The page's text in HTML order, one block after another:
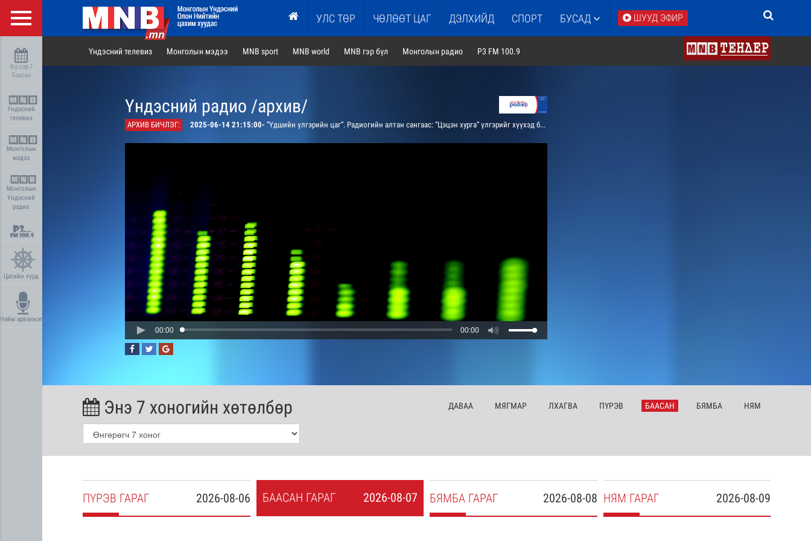
УЛС ТӨР ЧӨЛӨӨТ ЦАГ ДЭЛХИЙД СПОРТ БУСАД ШУУД ЭФИР
8-р сар 7
Баасан
Үндэсний
телевиз
Монголын
мэдээ
Монголын
Үндэсний
радио
Цагийн хүрд
Найм арваннэг
Үндэсний телевиз Монголын мэдээ MNB sport MNB world MNB гэр бүл Монголын радио P3 FM 100.9
Үндэсний радио /архив/
АРХИВ БИЧЛЭГ: 2025-06-14 21:15:00- “Үдшийн үлгэрийн цаг”. Радиогийн алтан сангаас: “Цэцэн хурга” үлгэрийг хүүхэд багачууддаа ярьж өгнө
00:00 00:00
Энэ 7 хоногийн хөтөлбөр ДАВАА МЯГМАР ЛХАГВА ПҮРЭВ БААСАН БЯМБА НЯМ
2026-08-06
ПҮРЭВ ГАРАГ 2026-08-07
БААСАН ГАРАГ 2026-08-08
БЯМБА ГАРАГ 2026-08-09
НЯМ ГАРАГ